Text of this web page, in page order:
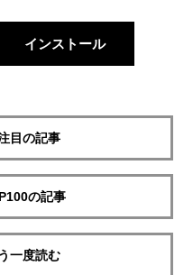
インストール
目の記事
の記事
一度読む